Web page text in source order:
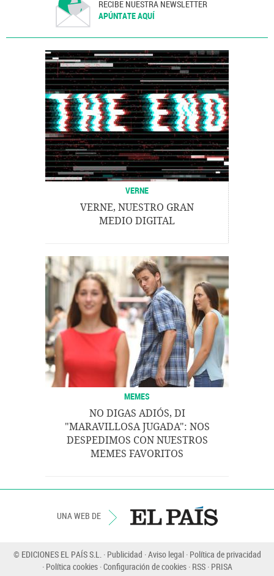
RECIBE NUESTRA NEWSLETTER
APÚNTATE AQUÍ
VERNE
VERNE, NUESTRO GRAN
MEDIO DIGITAL
MEMES
NO DIGAS ADIÓS, DI
"MARAVILLOSA JUGADA": NOS
DESPEDIMOS CON NUESTROS
MEMES FAVORITOS
UNA WEB DE
© EDICIONES EL PAÍS S.L. Publicidad Aviso legal Política de privacidad
Política cookies Configuración de cookies RSS PRISA